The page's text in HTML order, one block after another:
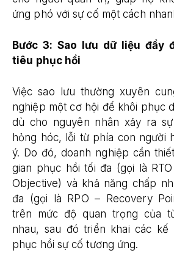
ứng phó với sự cố một cách
Bước 3: Sao lưu dữ liệu đầy
tiêu phục hồi
Việc sao lưu thường xuyên
nghiệp một cơ hội để khôi phục
dù cho nguyên nhân xảy ra
hỏng hóc, lỗi từ phía con người
ý. Do đó, doanh nghiệp cần
gian phục hồi tối đa (gọi là
Objective) và khả năng chấp
đa (gọi là RPO – Recovery
trên mức độ quan trọng của
nhau, sau đó triển khai các kế
phục hồi sự cố tương ứng.